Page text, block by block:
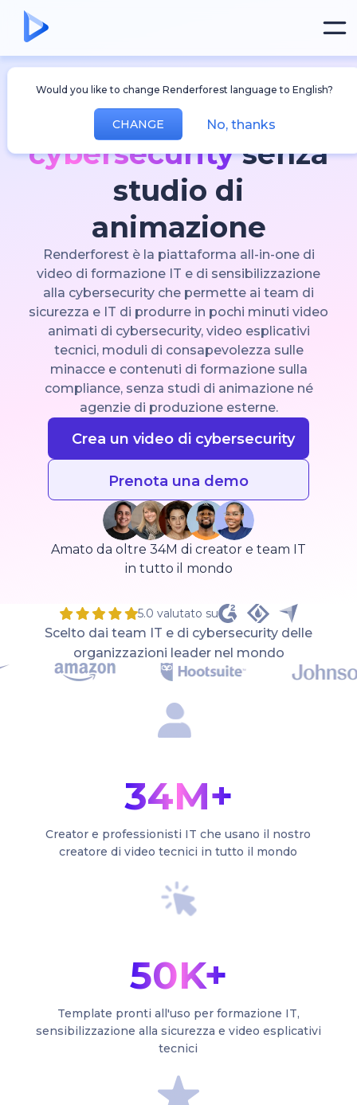
Would you like to change Renderforest language to English?
CHANGE No, thanks
e di cybersecurity
Video animati di
cybersecuritysenza
studio di
animazione
Renderforest è la piattaforma all-in-one di
video di formazione IT e di sensibilizzazione
alla cybersecurity che permette ai team di
sicurezza e IT di produrre in pochi minuti video
animati di cybersecurity, video esplicativi
tecnici, moduli di consapevolezza sulle
minacce e contenuti di formazione sulla
compliance, senza studi di animazione né
agenzie di produzione esterne.
Crea un video di cybersecurity
Prenota una demo
Amato da oltre 34M di creator e team IT
in tutto il mondo
5.0 valutato su
Scelto dai team IT e di cybersecurity delle
organizzazioni leader nel mondo
34M+
Creator e professionisti IT che usano il nostro
creatore di video tecnici in tutto il mondo
50K+
Template pronti all'uso per formazione IT,
sensibilizzazione alla sicurezza e video esplicativi
tecnici